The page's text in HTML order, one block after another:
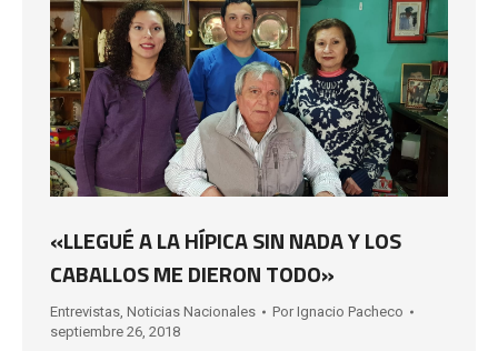
«LLEGUÉ A LA HÍPICA SIN NADA Y LOS
CABALLOS ME DIERON TODO»
Entrevistas, Noticias Nacionales Por Ignacio Pacheco
septiembre 26, 2018